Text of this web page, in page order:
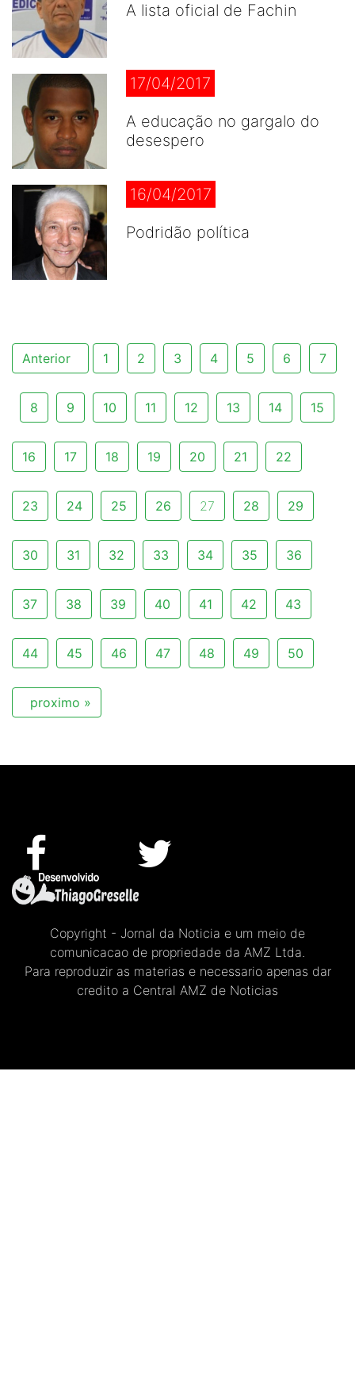
A lista oficial de Fachin
17/04/2017
A educação no gargalo do
desespero
16/04/2017
Podridão política
Anterior 1 2 3 4 5 6 7
8 9 10 11 12 13 14 15
16 17 18 19 20 21 22
23 24 25 26 27 28 29
30 31 32 33 34 35 36
37 38 39 40 41 42 43
44 45 46 47 48 49 50
proximo »
Copyright - Jornal da Noticia e um meio de
comunicacao de propriedade da AMZ Ltda.
Para reproduzir as materias e necessario apenas dar
credito a Central AMZ de Noticias